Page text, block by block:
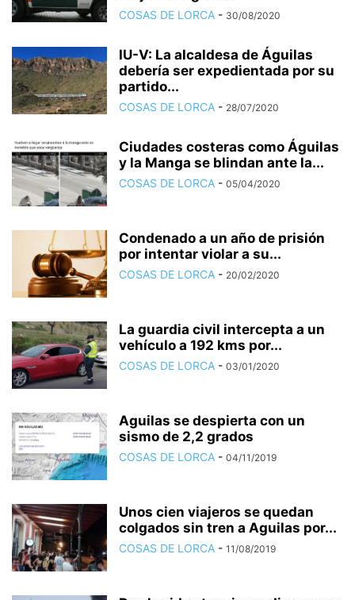
COSAS DE LORCA - 30/08/2020
IU-V: La alcaldesa de Águilas
debería ser expedientada por su
partido...
COSAS DE LORCA - 28/07/2020
Ciudades costeras como Águilas
y la Manga se blindan ante la...
COSAS DE LORCA - 05/04/2020
Condenado a un año de prisión
por intentar violar a su...
COSAS DE LORCA - 20/02/2020
La guardia civil intercepta a un
vehículo a 192 kms por...
COSAS DE LORCA - 03/01/2020
Aguilas se despierta con un
sismo de 2,2 grados
COSAS DE LORCA - 04/11/2019
Unos cien viajeros se quedan
colgados sin tren a Aguilas por...
COSAS DE LORCA - 11/08/2019